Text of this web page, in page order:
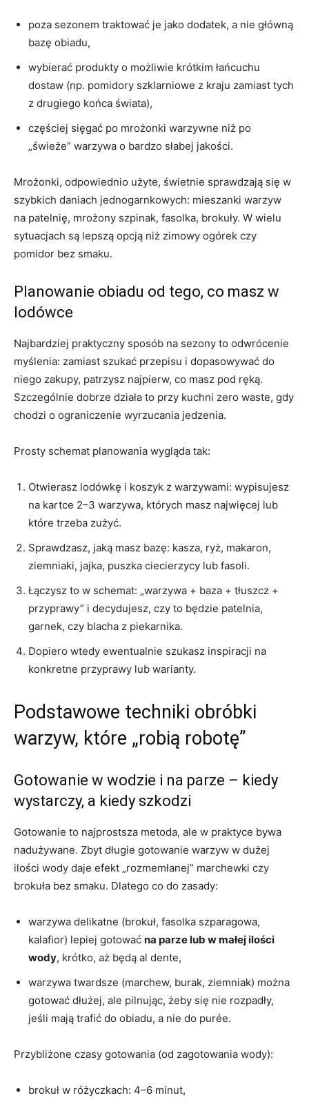
poza sezonem traktować je jako dodatek, a nie główną
bazę obiadu,
wybierać produkty o możliwie krótkim łańcuchu
dostaw (np. pomidory szklarniowe z kraju zamiast tych
z drugiego końca świata),
częściej sięgać po mrożonki warzywne niż po
„świeże” warzywa o bardzo słabej jakości.
Mrożonki, odpowiednio użyte, świetnie sprawdzają się w
szybkich daniach jednogarnkowych: mieszanki warzyw
na patelnię, mrożony szpinak, fasolka, brokuły. W wielu
sytuacjach są lepszą opcją niż zimowy ogórek czy
pomidor bez smaku.
Planowanie obiadu od tego, co masz w
lodówce
Najbardziej praktyczny sposób na sezony to odwrócenie
myślenia: zamiast szukać przepisu i dopasowywać do
niego zakupy, patrzysz najpierw, co masz pod ręką.
Szczególnie dobrze działa to przy kuchni zero waste, gdy
chodzi o ograniczenie wyrzucania jedzenia.
Prosty schemat planowania wygląda tak:
Otwierasz lodówkę i koszyk z warzywami: wypisujesz
na kartce 2–3 warzywa, których masz najwięcej lub
które trzeba zużyć.
Sprawdzasz, jaką masz bazę: kasza, ryż, makaron,
ziemniaki, jajka, puszka ciecierzycy lub fasoli.
Łączysz to w schemat: „warzywa + baza + tłuszcz +
przyprawy” i decydujesz, czy to będzie patelnia,
garnek, czy blacha z piekarnika.
Dopiero wtedy ewentualnie szukasz inspiracji na
konkretne przyprawy lub warianty.
Podstawowe techniki obróbki
warzyw, które „robią robotę”
Gotowanie w wodzie i na parze – kiedy
wystarczy, a kiedy szkodzi
Gotowanie to najprostsza metoda, ale w praktyce bywa
nadużywane. Zbyt długie gotowanie warzyw w dużej
ilości wody daje efekt „rozmemłanej” marchewki czy
brokuła bez smaku. Dlatego co do zasady:
warzywa delikatne (brokuł, fasolka szparagowa,
kalafior) lepiej gotować na parze lub w małej ilości
wody, krótko, aż będą al dente,
warzywa twardsze (marchew, burak, ziemniak) można
gotować dłużej, ale pilnując, żeby się nie rozpadły,
jeśli mają trafić do obiadu, a nie do purée.
Przybliżone czasy gotowania (od zagotowania wody):
brokuł w różyczkach: 4–6 minut,